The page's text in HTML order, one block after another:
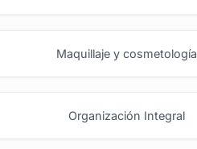
Maquillaje y cosmetología
Organización Integral